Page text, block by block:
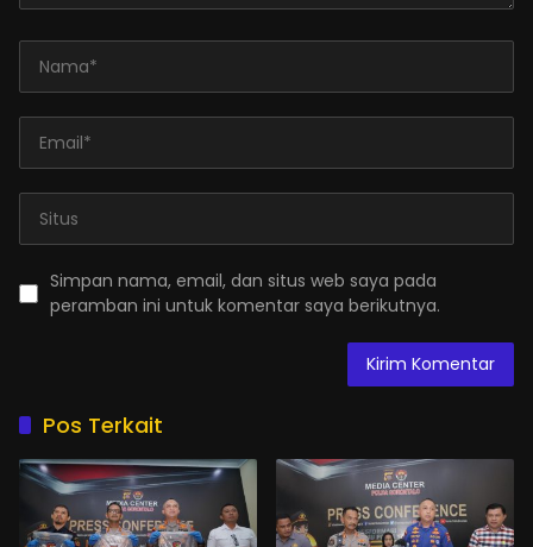
Simpan nama, email, dan situs web saya pada
peramban ini untuk komentar saya berikutnya.
Pos Terkait